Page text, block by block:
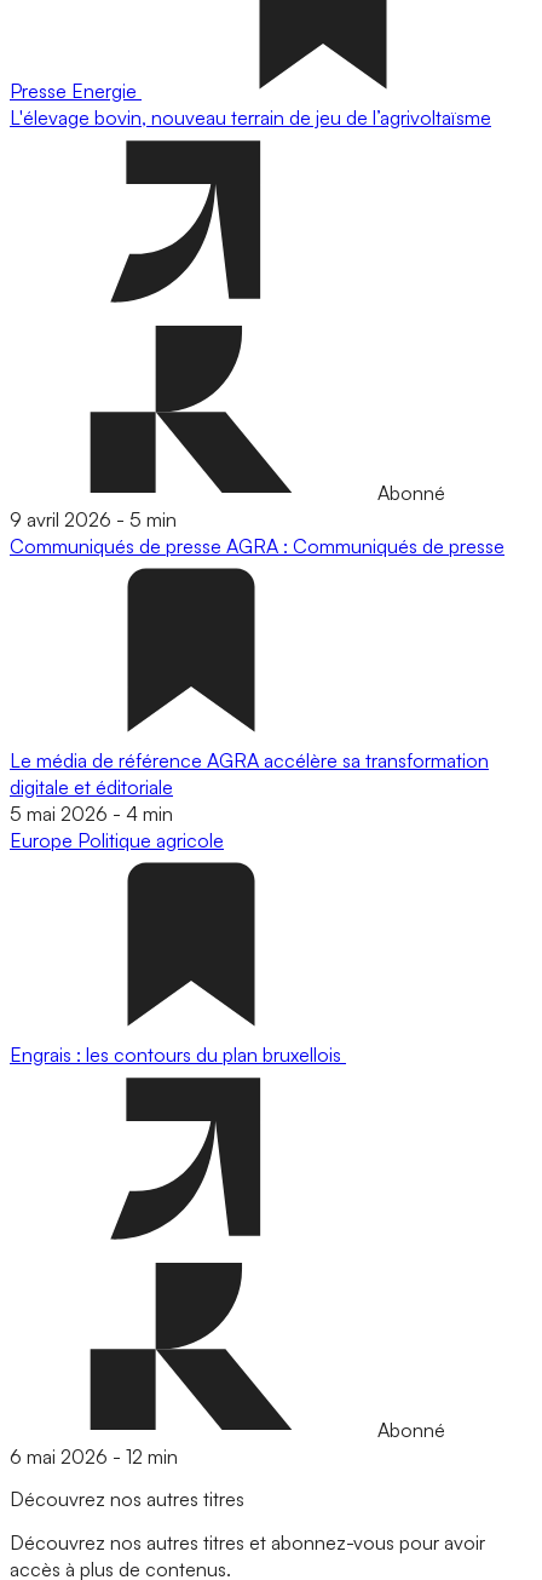
Presse Energie
L'élevage bovin, nouveau terrain de jeu de l’agrivoltaïsme
Abonné
9 avril 2026 - 5 min
Communiqués de presse AGRA : Communiqués de presse
Le média de référence AGRA accélère sa transformation
digitale et éditoriale
5 mai 2026 - 4 min
Europe Politique agricole
Engrais : les contours du plan bruxellois
Abonné
6 mai 2026 - 12 min
Découvrez nos autres titres
Découvrez nos autres titres et abonnez-vous pour avoir
accès à plus de contenus.